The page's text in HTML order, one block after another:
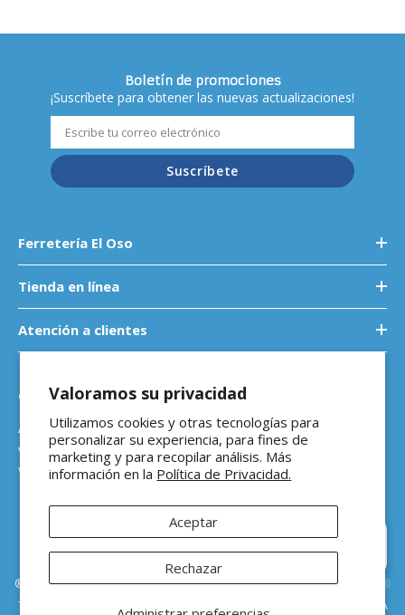
Valoramos su privacidad
Utilizamos cookies y otras tecnologías para
personalizar su experiencia, para fines de
marketing y para recopilar análisis. Más
información en la Política de Privacidad.
Aceptar
Rechazar
Boletín de promociones
¡Suscríbete para obtener las nuevas actualizaciones!
Suscríbete
Ferretería El Oso
Tienda en línea
Atención a clientes
Contáctanos
Atención a empresas
ventasb2b@ferreteriaeloso.mx
WhatsApp: 464 205 4992
®Ferretería El Oso Todos los derechos reservados |Vitamina Online®
Todos los precios de venta sugeridos están en MXN ($) e incluyen IVA